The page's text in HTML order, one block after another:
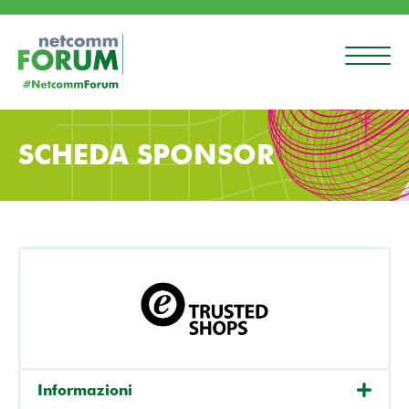
SCHEDA SPONSOR
Informazioni